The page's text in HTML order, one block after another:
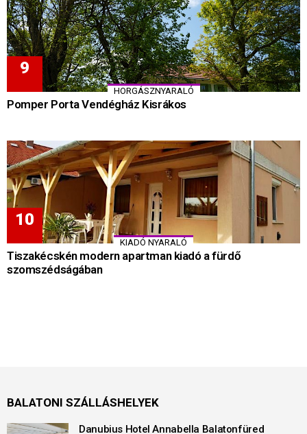
HORGÁSZNYARALÓ
Pomper Porta Vendégház Kisrákos
KIADÓ NYARALÓ
Tiszakécskén modern apartman kiadó a fürdő
szomszédságában
BALATONI SZÁLLÁSHELYEK
Danubius Hotel Annabella Balatonfüred